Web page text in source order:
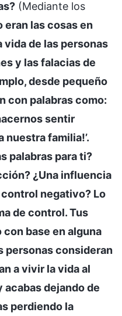
(Mediante los
eran las cosas en
vida de las personas
y las falacias de
desde pequeño
con palabras como:
sentir
nuestra familia!’.
palabras para ti?
¿Una influencia
negativo? Lo
de control. Tus
base en alguna
personas consideran
a vivir la vida al
dejando de
perdiendo la